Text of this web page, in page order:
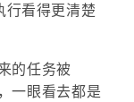
行看得更清楚
的任务被
一眼看去都是